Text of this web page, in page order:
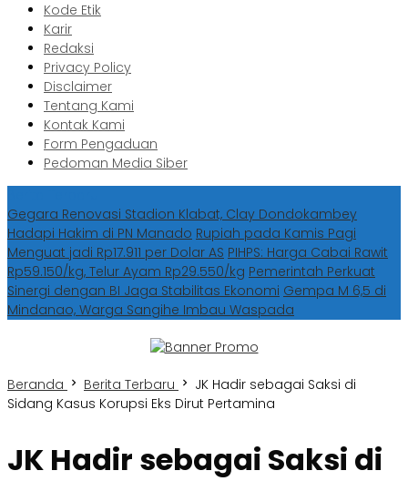
Kode Etik
Karir
Redaksi
Privacy Policy
Disclaimer
Tentang Kami
Kontak Kami
Form Pengaduan
Pedoman Media Siber
Gegara Renovasi Stadion Klabat, Clay Dondokambey
Hadapi Hakim di PN Manado Rupiah pada Kamis Pagi
Menguat jadi Rp17.911 per Dolar AS PIHPS: Harga Cabai Rawit
Rp59.150/kg, Telur Ayam Rp29.550/kg Pemerintah Perkuat
Sinergi dengan BI Jaga Stabilitas Ekonomi Gempa M 6,5 di
Mindanao, Warga Sangihe Imbau Waspada
Beranda Berita Terbaru
JK Hadir sebagai Saksi di
Sidang Kasus Korupsi Eks Dirut Pertamina
JK Hadir sebagai Saksi di